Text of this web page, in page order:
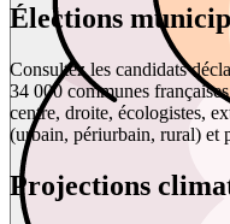
Élections
Consultez les candidats
34 000 communes
centre, droite, écologistes,
(urbain, périurbain, rural) et
Projections